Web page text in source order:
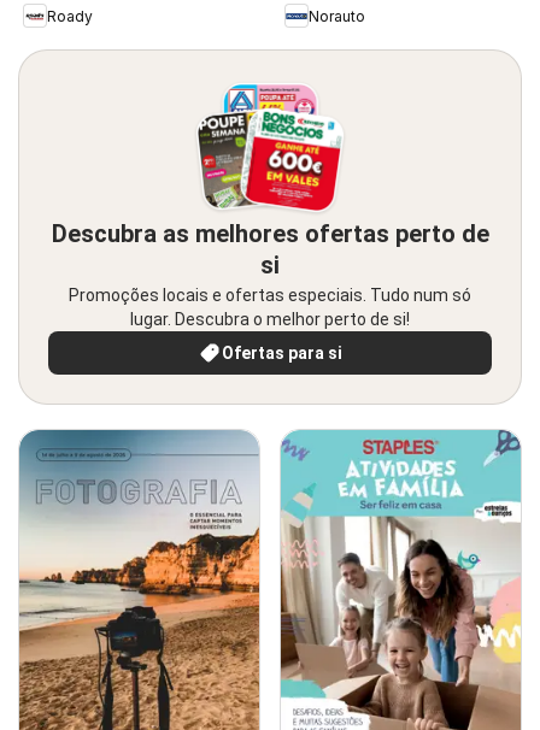
Roady
Norauto
Descubra as melhores ofertas perto de
si
Promoções locais e ofertas especiais. Tudo num só
lugar. Descubra o melhor perto de si!
Ofertas para si